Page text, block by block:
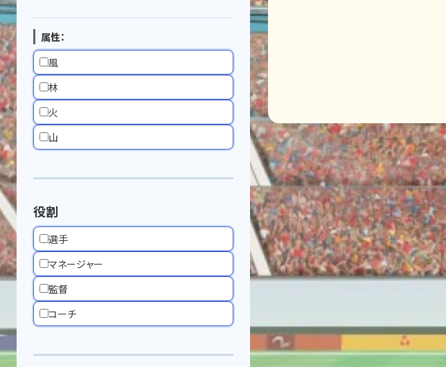
属性：
風
林
火
山
役割
選手
マネージャー
監督
コーチ